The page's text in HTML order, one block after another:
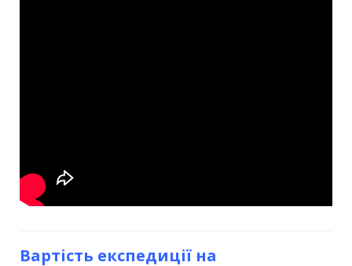
Вартість експедиції на